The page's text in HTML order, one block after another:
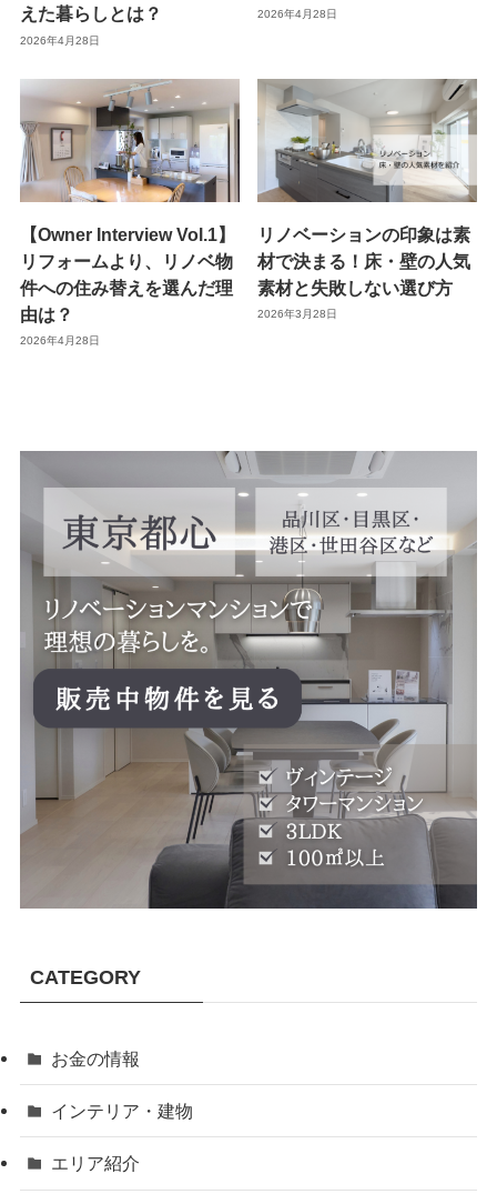
えた暮らしとは？
2026年4月28日
2026年4月28日
【Owner Interview Vol.1】
リフォームより、リノベ物
件への住み替えを選んだ理
由は？
2026年4月28日
リノベーションの印象は素
材で決まる！床・壁の人気
素材と失敗しない選び方
2026年3月28日
CATEGORY
お金の情報
インテリア・建物
エリア紹介